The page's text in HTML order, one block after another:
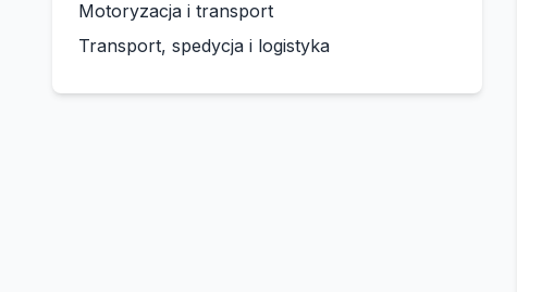
Motoryzacja i transport
Transport, spedycja i logistyka